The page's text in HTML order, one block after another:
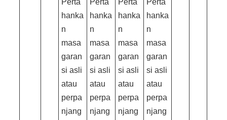
Perta
hanka
n
masa
garan
si asli
atau
perpa
njang
Perta
hanka
n
masa
garan
si asli
atau
perpa
njang
Perta
hanka
n
masa
garan
si asli
atau
perpa
njang
Perta
hanka
n
masa
garan
si asli
atau
perpa
njang